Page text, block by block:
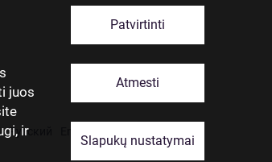
juos
ir
Patvirtinti
Atmesti
Slapukų nustatymai
Русский